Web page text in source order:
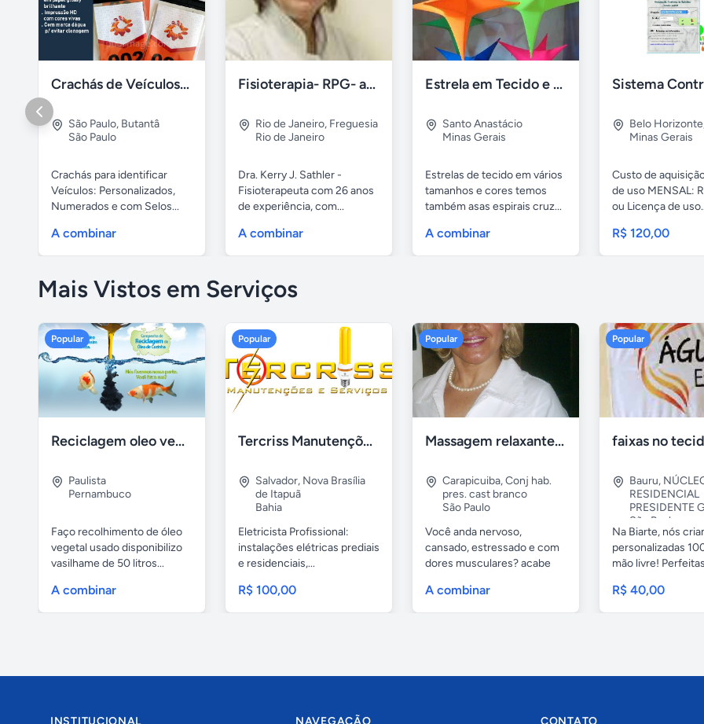
Crachás de Veículos: Numerados e Personalizados
São Paulo, Butantâ
São Paulo
Crachás para identificar
Veículos: Personalizados,
Numerados e com Selos...
A combinar
Fisioterapia- RPG- acupuntura Freguesia RJ
Rio de Janeiro, Freguesia
Rio de Janeiro
Dra. Kerry J. Sathler -
Fisioterapeuta com 26 anos
de experiência, com...
A combinar
Estrela em Tecido e fitas Metálicas p/ Decoração
Santo Anastácio
Minas Gerais
Estrelas de tecido em vários
tamanhos e cores temos
também asas espirais cruz...
A combinar
Belo Horizonte
Minas Gerais
Custo de
de uso MENSAL:
ou Licença de
R$ 120,00
Mais Vistos em Serviços
Popular
Reciclagem oleo vegetal
Paulista
Pernambuco
Faço recolhimento de óleo
vegetal usado disponibilizo
vasilhame de 50 litros...
A combinar
Popular
Tercriss Manutenções e Serviços
Salvador, Nova Brasília
de Itapuã
Bahia
Eletricista Profissional:
instalações elétricas prediais
e residenciais,...
R$ 100,00
Popular
Massagem relaxante- terapeutica e depilação
Carapicuiba,Conj hab.
pres. cast branco
São Paulo
Você anda nervoso,
cansado, estressado e com
dores musculares? acabe
A combinar
Popular
Bauru,
RESIDENCIAL
PRESIDENTE
São Paulo
Na Biarte, nós
personalizadas
mão livre!
R$ 40,00
INSTITUCIONAL NAVEGAÇÃO CONTATO